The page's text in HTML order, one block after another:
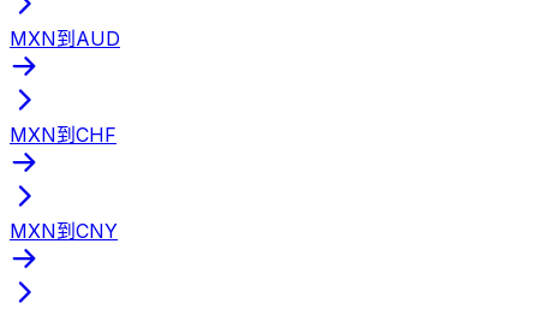
MXN到AUD
MXN到CHF
MXN到CNY